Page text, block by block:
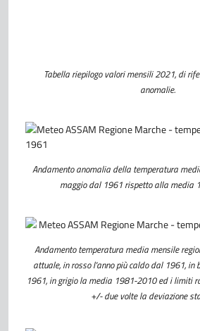
Tabella riepilogo valori mensili 2021, di
anomalie.
Andamento anomalia della temperatura
maggio dal 1961 rispetto alla media
Andamento temperatura media mensile
attuale, in rosso l'anno più caldo dal 1961, in
1961, in grigio la media 1981-2010 ed i limiti
+/- due volte la deviazione